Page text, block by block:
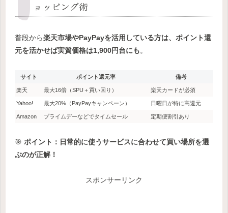
ョッピング術
普段から楽天市場やPayPayを活用している方は、ポイント還
元を活かせば実質価格は1,900円台にも。
サイト ポイント還元率 備考
楽天 最大16倍（SPU＋買い回り） 楽天カードが必須
Yahoo! 最大20%（PayPayキャンペーン） 日曜日が特に高還元
Amazon プライムデーなどでタイムセール 定期便割引あり
🎯 ポイント：日常的に使うサービスに合わせて買い場所を選
ぶのが正解！
スポンサーリンク